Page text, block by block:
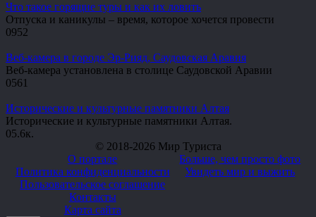
Что такое горящие туры и как их ловить
Отпуска и каникулы – время, которое хочется провести
0952
Веб-камера в городе Эр-Рияд, Саудовская Аравия
Веб-камера установлена в столице Саудовской Аравии
0561
Исторические и культурные памятники Алтая
Исторические и культурные памятники Алтая.
05.6к.
© 2018-2026 Мир Туриста
О портале
Политика конфиденциальности
Пользовательское соглашение
Контакты
Карта сайта
Больше, чем просто фото
Увидеть мир и выжить